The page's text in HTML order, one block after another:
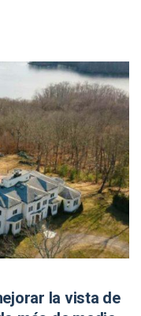
la vista de